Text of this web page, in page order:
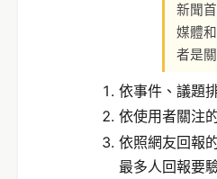
新聞
媒體
者是
依事件、議題
依使用者關注
依照網友回報
最多人回報要